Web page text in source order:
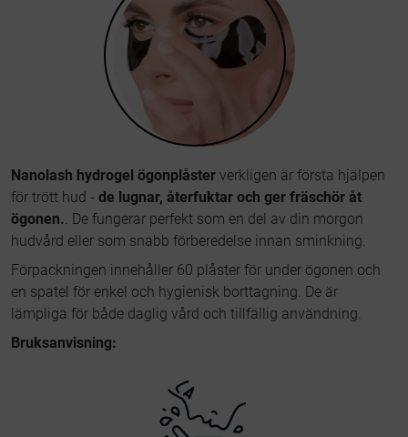
Nanolash hydrogel ögonplåster verkligen är första hjälpen
för trött hud - de lugnar, återfuktar och ger fräschör åt
ögonen. . De fungerar perfekt som en del av din morgon
hudvård eller som snabb förberedelse innan sminkning.
Förpackningen innehåller 60 plåster för under ögonen och
en spatel för enkel och hygienisk borttagning. De är
lämpliga för både daglig vård och tillfällig användning.
Bruksanvisning: